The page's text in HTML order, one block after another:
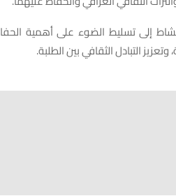
إلى تسليط الضوء على أهمية
وتعزيز التبادل الثقافي بين الطلبة.